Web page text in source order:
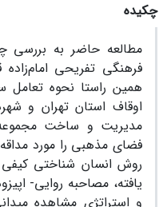
چکیده
مطالعه حاضر به بررسی
فرهنگی تفریحی
همین راستا نحوه تعامل
مدیریت و ساخت
فضای مذهبی را مورد
روش انسان ‌شناختی
‌یافته، مصاحبه روایی-
و استراتژی مشاهده